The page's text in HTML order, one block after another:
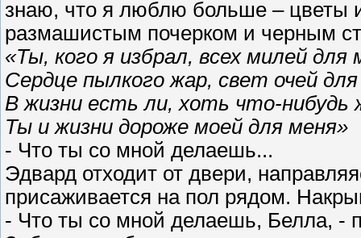
знаю, что я люблю больше – цветы
размашистым почерком и черным
«Ты, кого я избрал, всех милей для
Сердце пылкого жар, свет очей
В жизни есть ли, хоть что-нибудь
Ты и жизни дороже моей для меня»
- Что ты со мной делаешь...
Эдвард отходит от двери,
присаживается на пол рядом.
- Что ты со мной делаешь, Белла, -